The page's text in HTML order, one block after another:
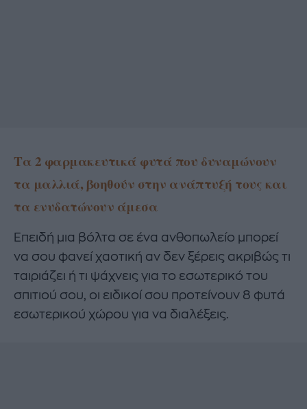
Τα 2 φαρμακευτικά φυτά που δυναμώνουν
τα μαλλιά, βοηθούν στην ανάπτυξή τους και
τα ενυδατώνουν άμεσα
Επειδή μια βόλτα σε ένα ανθοπωλείο μπορεί
να σου φανεί χαοτική αν δεν ξέρεις ακριβώς τι
ταιριάζει ή τι ψάχνεις για το εσωτερικό του
σπιτιού σου, οι ειδικοί σου προτείνουν 8 φυτά
εσωτερικού χώρου για να διαλέξεις.